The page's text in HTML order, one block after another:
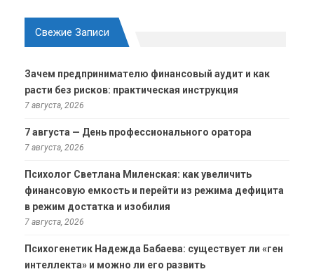
Свежие Записи
Зачем предпринимателю финансовый аудит и как
расти без рисков: практическая инструкция
7 августа, 2026
7 августа — День профессионального оратора
7 августа, 2026
Психолог Светлана Миленская: как увеличить
финансовую емкость и перейти из режима дефицита
в режим достатка и изобилия
7 августа, 2026
Психогенетик Надежда Бабаева: существует ли «ген
интеллекта» и можно ли его развить